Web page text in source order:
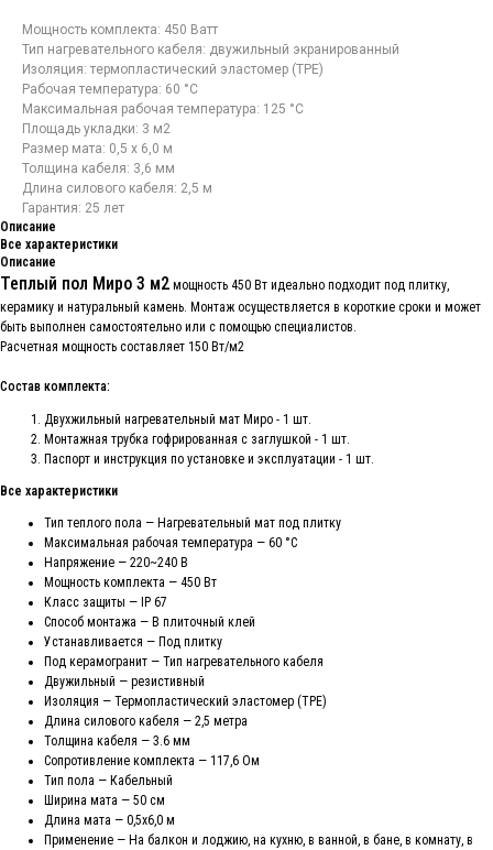
Мощность комплекта: 450 Ватт
Тип нагревательного кабеля: двужильный экранированный
Изоляция: термопластический эластомер (TPE)
Рабочая температура: 60 °C
Максимальная рабочая температура: 125 °C
Площадь укладки: 3 м2
Размер мата: 0,5 х 6,0 м
Толщина кабеля: 3,6 мм
Длина силового кабеля: 2,5 м
Гарантия: 25 лет
Описание
Все характеристики
Описание
Теплый пол Миро 3 м2 мощность 450 Вт идеально подходит под плитку,
керамику и натуральный камень. Монтаж осуществляется в короткие сроки и может
быть выполнен самостоятельно или с помощью специалистов.
Расчетная мощность составляет 150 Вт/м2
Состав комплекта:
Двухжильный нагревательный мат Миро - 1 шт.
Монтажная трубка гофрированная с заглушкой - 1 шт.
Паспорт и инструкция по установке и эксплуатации - 1 шт.
Все характеристики
Тип теплого пола — Нагревательный мат под плитку
Максимальная рабочая температура — 60 °C
Напряжение — 220~240 В
Мощность комплекта — 450 Вт
Класс защиты — IP 67
Способ монтажа — В плиточный клей
Устанавливается — Под плитку
Под керамогранит — Тип нагревательного кабеля
Двужильный — резистивный
Изоляция — Термопластический эластомер (TPE)
Длина силового кабеля — 2,5 метра
Толщина кабеля — 3.6 мм
Сопротивление комплекта — 117,6 Ом
Тип пола — Кабельный
Ширина мата — 50 см
Длина мата — 0,5х6,0 м
Применение — На балкон и лоджию, на кухню, в ванной, в бане, в комнату, в